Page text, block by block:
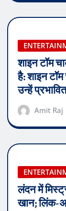
शाइन टॉम
है: शाइन
उन्हें
Amit Raj
लंदन में
खान; लिंक-